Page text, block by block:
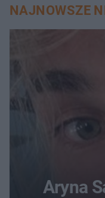
NAJNOWSZE
Aryna